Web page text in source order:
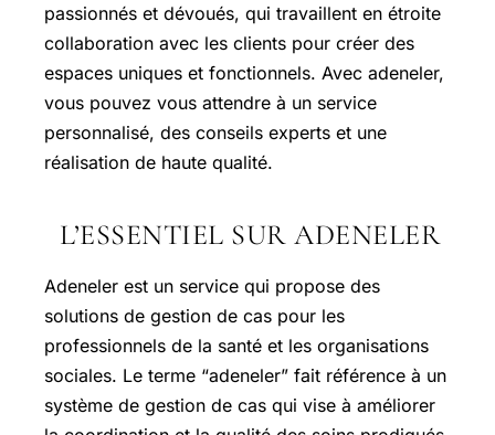
passionnés et dévoués, qui travaillent en étroite
collaboration avec les clients pour créer des
espaces uniques et fonctionnels. Avec adeneler,
vous pouvez vous attendre à un service
personnalisé, des conseils experts et une
réalisation de haute qualité.
L’ESSENTIEL SUR ADENELER
Adeneler est un service qui propose des
solutions de gestion de cas pour les
professionnels de la santé et les organisations
sociales. Le terme “adeneler” fait référence à un
système de gestion de cas qui vise à améliorer